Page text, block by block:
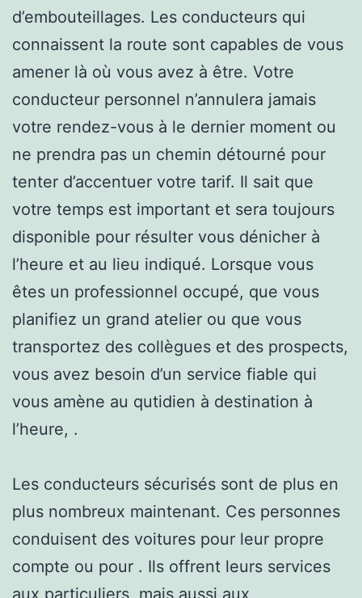
d’embouteillages. Les conducteurs qui
connaissent la route sont capables de vous
amener là où vous avez à être. Votre
conducteur personnel n’annulera jamais
votre rendez-vous à le dernier moment ou
ne prendra pas un chemin détourné pour
tenter d’accentuer votre tarif. Il sait que
votre temps est important et sera toujours
disponible pour résulter vous dénicher à
l’heure et au lieu indiqué. Lorsque vous
êtes un professionnel occupé, que vous
planifiez un grand atelier ou que vous
transportez des collègues et des prospects,
vous avez besoin d’un service fiable qui
vous amène au qutidien à destination à
l’heure, .
Les conducteurs sécurisés sont de plus en
plus nombreux maintenant. Ces personnes
conduisent des voitures pour leur propre
compte ou pour . Ils offrent leurs services
aux particuliers, mais aussi aux